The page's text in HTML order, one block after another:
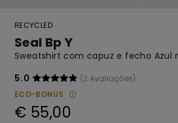
RECYCLED
Seal Bp Y
Sweatshirt com capuz e fecho Azul
5.0
(2 Avaliações)
ECO-BONUS
€ 55,00